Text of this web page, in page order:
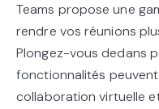
Teams propose une
rendre vos réunions
Plongez-vous dedans
fonctionnalités
collaboration virtuelle